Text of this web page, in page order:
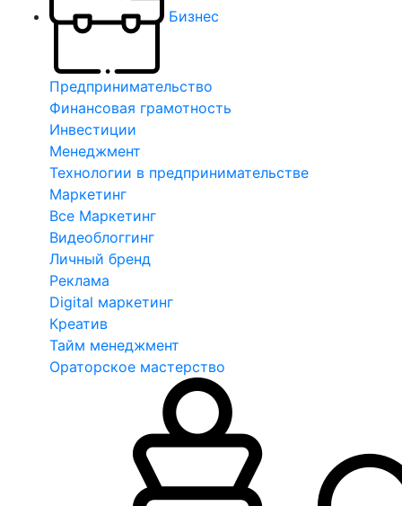
Бизнес
Предпринимательство
Финансовая грамотность
Инвестиции
Менеджмент
Технологии в предпринимательстве
Маркетинг
Все Маркетинг
Видеоблоггинг
Личный бренд
Реклама
Digital маркетинг
Креатив
Тайм менеджмент
Ораторское мастерство